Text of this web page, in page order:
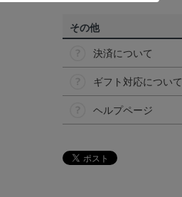
その他
決済について
ギフト対応について
ヘルプページ